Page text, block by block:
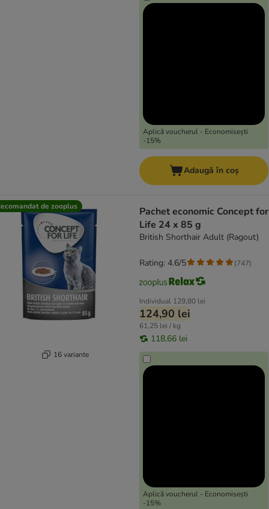
Aplică voucherul - Economisești
-15%
Adaugă în coș
de zooplus
16 variante
Pachet economic Concept for
Life 24 x 85 g
British Shorthair Adult (Ragout)
Individual 129,80 lei
124,90 lei
61,25 lei / kg
118,66 lei
Aplică voucherul - Economisești
-15%
Rating: 4.6/5 (747)